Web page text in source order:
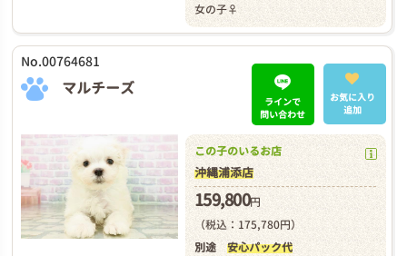
女の子♀
No.00764681
マルチーズ
ラインで
問い合わせ
お気に入り
追加
この子のいるお店
沖縄浦添店
159,800円
（税込：175,780円）
別途 安心パック代